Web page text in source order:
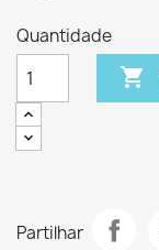
Quantidade

Partilhar